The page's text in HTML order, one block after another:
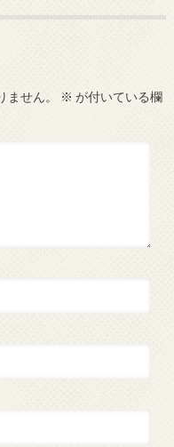
せん。 ※ が付いている欄